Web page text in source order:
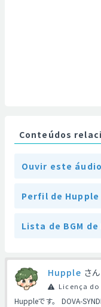
Conteúdos
Ouvir este
Perfil de Hupple
Lista de BGM
Hupple さん
Licença do
Huppleです。 DOVA-